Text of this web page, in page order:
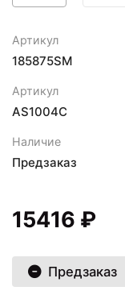
Артикул
185875SM
Артикул
AS1004C
Наличие
Предзаказ
15416 ₽
Предзаказ